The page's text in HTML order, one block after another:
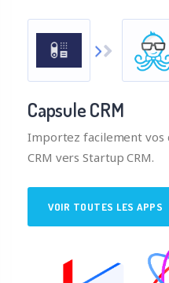
Capsule CRM
Importez facilement vos
CRM vers Startup CRM.
VOIR TOUTES LES APPS